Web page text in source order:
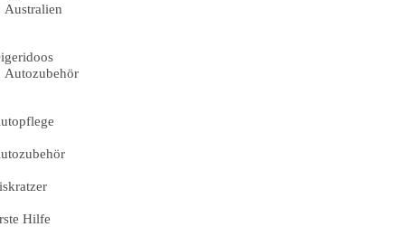
Australien
Autozubehör
Hilfe